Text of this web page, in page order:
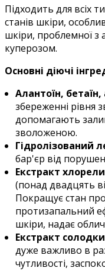
Підходить для всіх
станів шкіри,
шкіри, проблемної з
куперозом.
Основні діючі
Алантоїн, бетаїн,
збереженні рівня
допомагають
зволоженою.
Гідролізований
бар'єр від
Екстракт хлорели
(понад двадцять
Покращує стан
протизапальний
шкіри, надає
Екстракт солодки
дуже важливо в
чутливості,